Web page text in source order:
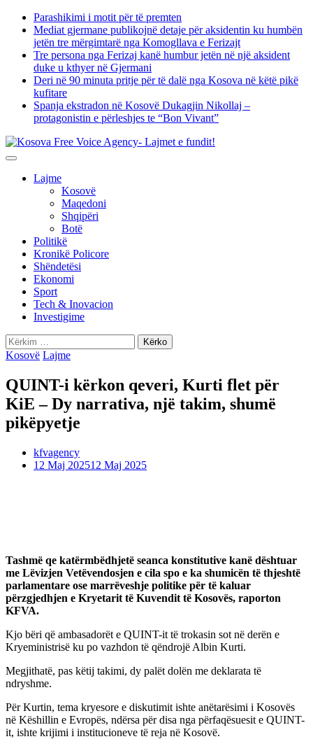
Skip
content
Parashikimi i motit për të premten
Mediat gjermane publikojnë detaje për aksidentin ku humbën
jetën tre mërgimtarë nga Komogllava e Ferizajt
Tre persona nga Ferizaj kanë humbur jetën në një aksident
duke u kthyer në Gjermani
Deri në 90 minuta pritje për të dalë nga Kosova në këtë pikë
kufitare
Spanja ekstradon në Kosovë Dukagjin Nikollaj –
protagonistin e përleshjes te “Bon Vivant”
Lajme
Kosovë
Maqedoni
Shqipëri
Botë
Politikë
Kronikë Policore
Shëndetësi
Ekonomi
Sport
Tech & Inovacion
Investigime
Kërko
për:
Kosovë Lajme
QUINT-i kërkon qeveri, Kurti flet për
KiE – Dy narrativa, një takim, shumë
pikëpyetje
kfvagency
12 Maj 202512 Maj 2025
Tashmë qe katërmbëdhjetë seanca konstitutive kanë dështuar
me Lëvizjen Vetëvendosjen e cila spo e ka shumicën të thjeshtë
parlamentare ose marrëveshje politike për të kaluar
përzgjedhjen e Kryetarit të Kuvendit të Kosovës, raporton
KFVA.
Kjo bëri që ambasadorët e QUINT-it të trokasin sot në derën e
Kryeministrisë ku po vazhdon të qëndrojë Albin Kurti.
Megjithatë, pas këtij takimi, dy palët dolën me deklarata të
ndryshme.
Për Kurtin, tema kryesore e diskutimit ishte anëtarësimi i Kosovës
në Këshillin e Evropës, ndërsa për disa nga përfaqësuesit e QUINT-
it, ishte krijimi i institucioneve të reja në Kosovë.